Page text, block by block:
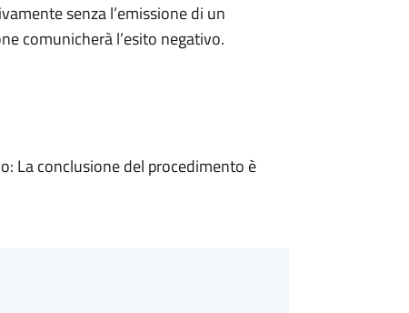
senza l’emissione di un
comunicherà l’esito negativo.
La conclusione del procedimento è